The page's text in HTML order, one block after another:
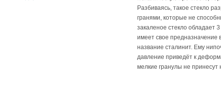
Разбиваясь, такое стекло
гранями, которые не
закаленое стекло обладает
имеет свое предназначение
название сталинит. Ему
давление приведёт к
мелкие гранулы не принесут